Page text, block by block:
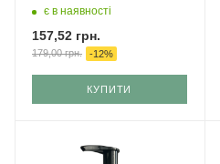
1000 г
є в наявності
157,52 грн.
179,00грн. -12%
КУПИТИ